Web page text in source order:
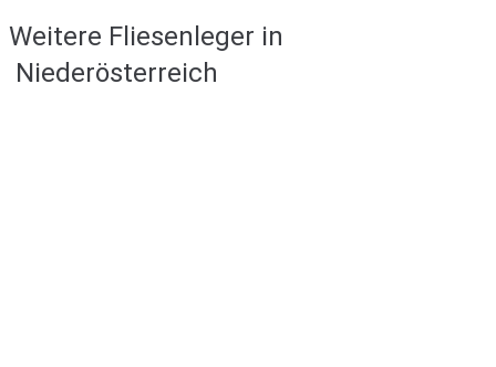
Weitere Fliesenleger in
Niederösterreich